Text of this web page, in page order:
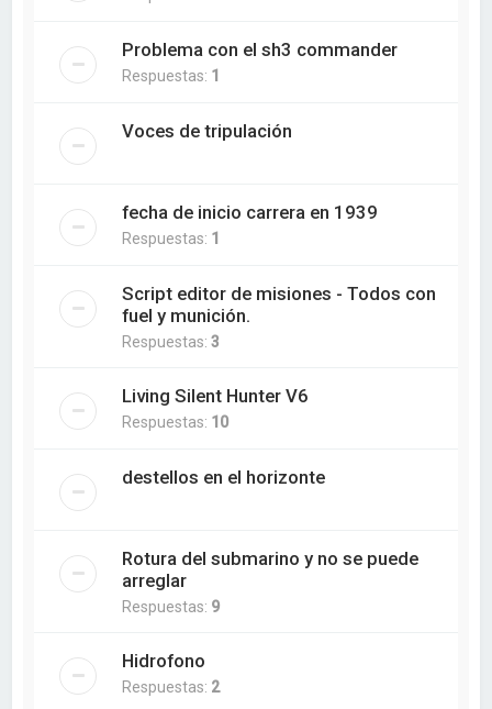
Problema con el sh3 commander
Respuestas: 1
Voces de tripulación
fecha de inicio carrera en 1939
Respuestas: 1
Script editor de misiones - Todos con
fuel y munición.
Respuestas:3
Living Silent Hunter V6
Respuestas: 10
destellos en el horizonte
Rotura del submarino y no se puede
arreglar
Respuestas: 9
Hidrofono
Respuestas: 2